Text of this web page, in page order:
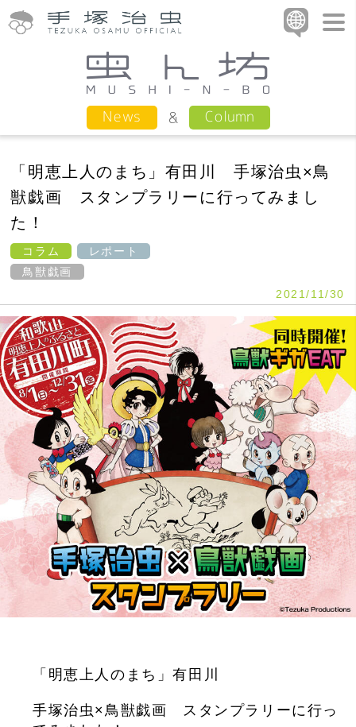
News Column
「明恵上人のまち」有田川 手塚治虫×鳥
獣戯画 スタンプラリーに行ってみまし
た！
コラム
レポート
鳥獣戯画
2021/11/30
「明恵上人のまち」有田川
手塚治虫×鳥獣戯画 スタンプラリーに行っ